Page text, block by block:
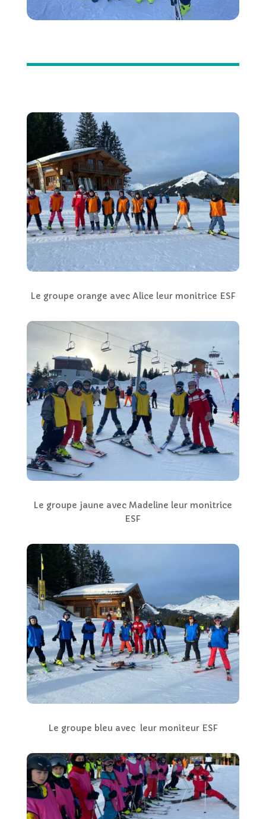
Le groupe orange avec Alice leur monitrice ESF
Le groupe jaune avec Madeline leur monitrice
ESF
Le groupe bleu avec leur moniteur ESF